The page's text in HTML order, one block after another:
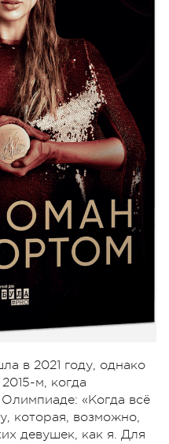
в 2021 году, однако
м, когда
«Когда всё
которая, возможно,
девушек, как я. Для